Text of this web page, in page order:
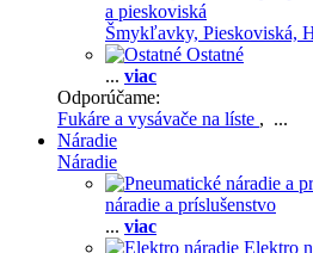
a pieskoviská
Šmykľavky, Pieskoviská,
Ostatné
... viac
Odporúčame:
Fukáre a vysávače na líste , ...
Náradie
Náradie
náradie a príslušenstvo
... viac
Elektro